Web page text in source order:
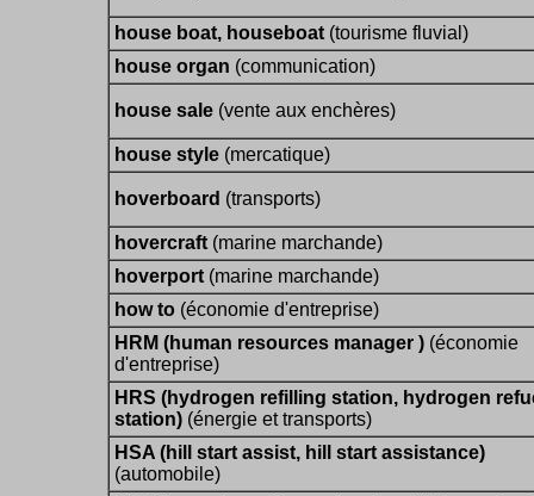
house boat, houseboat (tourisme fluvial)
house organ (communication)
house sale (vente aux enchères)
house style (mercatique)
hoverboard (transports)
hovercraft (marine marchande)
hoverport (marine marchande)
how to (économie d'entreprise)
HRM (human resources manager ) (économie
d'entreprise)
HRS (hydrogen refilling station, hydrogen
station) (énergie et transports)
HSA (hill start assist, hill start assistance)
(automobile)